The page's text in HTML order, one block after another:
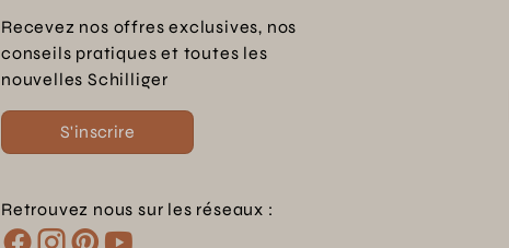
Recevez nos offres exclusives, nos
conseils pratiques et toutes les
nouvelles Schilliger
S'inscrire
Retrouvez nous sur les réseaux :